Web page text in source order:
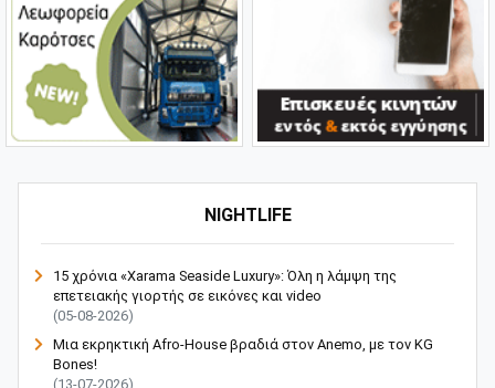
NIGHTLIFE
15 χρόνια «Xarama Seaside Luxury»: Όλη η λάμψη της
επετειακής γιορτής σε εικόνες και video
(05-08-2026)
Μια εκρηκτική Afro-House βραδιά στον Anemo, με τον KG
Bones!
(13-07-2026)